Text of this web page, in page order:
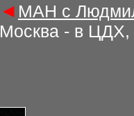
◄ МАН с
Москва - в